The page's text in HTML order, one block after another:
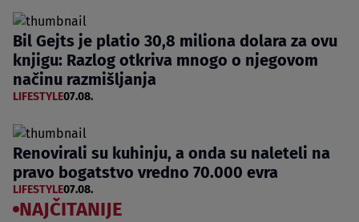
Bil Gejts je platio 30,8 miliona dolara za ovu
knjigu: Razlog otkriva mnogo o njegovom
načinu razmišljanja
LIFESTYLE07.08.
Renovirali su kuhinju, a onda su naleteli na
pravo bogatstvo vredno 70.000 evra
LIFESTYLE07.08.
NAJČITANIJE